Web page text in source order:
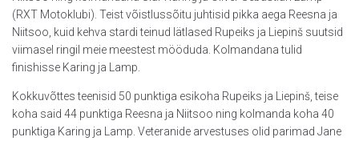
(RXT Motoklubi). Teist võistlussõitu juhtisid pikka aega Reesna ja
Niitsoo, kuid kehva stardi teinud lätlased Rupeiks ja Liepinš suutsid
viimasel ringil meie meestest mööduda. Kolmandana tulid
finishisse Karing ja Lamp.
Kokkuvõttes teenisid 50 punktiga esikoha Rupeiks ja Liepinš, teise
koha said 44 punktiga Reesna ja Niitsoo ning kolmanda koha 40
punktiga Karing ja Lamp. Veteranide arvestuses olid parimad Jane